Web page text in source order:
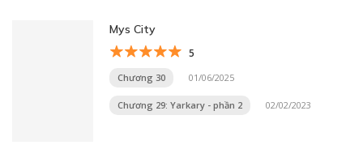
Mys City
5
Chương 30 01/06/2025
Chương 29: Yarkary - phần 2 02/02/2023